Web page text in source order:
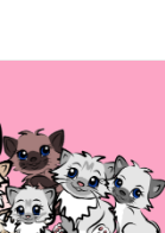
innehåll
VÄLKOMMEN